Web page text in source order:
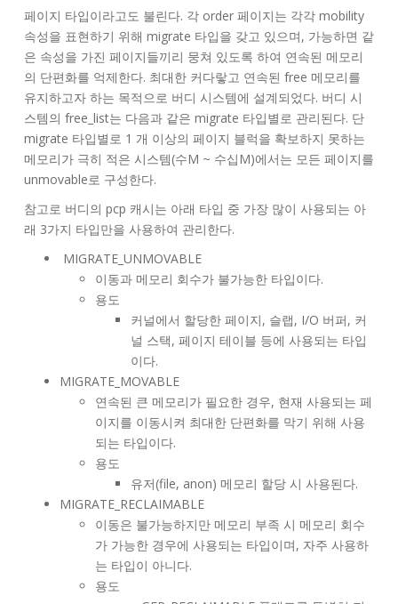
페이지 타입이라고도 불린다. 각 order 페이지는 각각 mobility
속성을 표현하기 위해 migrate 타입을 갖고 있으며, 가능하면 같
은 속성을 가진 페이지들끼리 뭉쳐 있도록 하여 연속된 메모리
의 단편화를 억제한다. 최대한 커다랗고 연속된 free 메모리를
유지하고자 하는 목적으로 버디 시스템에 설계되었다. 버디 시
스템의 free_list는 다음과 같은 migrate 타입별로 관리된다. 단
migrate 타입별로 1 개 이상의 페이지 블럭을 확보하지 못하는
메모리가 극히 적은 시스템(수M ~ 수십M)에서는 모든 페이지를
unmovable로 구성한다.
참고로 버디의 pcp 캐시는 아래 타입 중 가장 많이 사용되는 아
래 3가지 타입만을 사용하여 관리한다.
MIGRATE_UNMOVABLE
이동과 메모리 회수가 불가능한 타입이다.
용도
커널에서 할당한 페이지, 슬랩, I/O 버퍼, 커
널 스택, 페이지 테이블 등에 사용되는 타입
이다.
MIGRATE_MOVABLE
연속된 큰 메모리가 필요한 경우, 현재 사용되는 페
이지를 이동시켜 최대한 단편화를 막기 위해 사용
되는 타입이다.
용도
유저(file, anon) 메모리 할당 시 사용된다.
MIGRATE_RECLAIMABLE
이동은 불가능하지만 메모리 부족 시 메모리 회수
가 가능한 경우에 사용되는 타입이며, 자주 사용하
는 타입이 아니다.
용도